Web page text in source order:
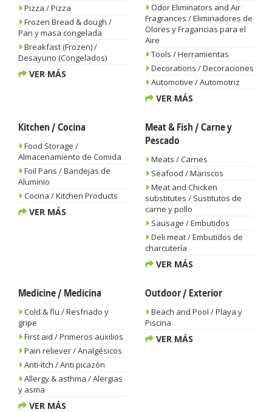
Pizza / Pizza
Frozen Bread & dough /
Pan y masa congelada
Breakfast (Frozen) /
Desayuno (Congelados)
VER MÁS
Odor Eliminators and Air
Fragrances / Eliminadores de
Olores y Fragancias para el
Aire
Tools / Herramientas
Decorations / Decoraciones
Automotive / Automotriz
VER MÁS
Kitchen / Cocina
Food Storage /
Almacenamiento de Comida
Foil Pans / Bandejas de
Aluminio
Cocina / Kitchen Products
VER MÁS
Meat & Fish / Carne y
Pescado
Meats / Carnes
Seafood / Mariscos
Meat and Chicken
substitutes / Sustitutos de
carne y pollo
Sausage / Embutidos
Deli meat / Embutidos de
charcutería
VER MÁS
Medicine / Medicina
Cold & flu / Resfriado y
gripe
First aid / Primeros auxilios
Pain reliever / Analgésicos
Anti-itch / Anti picazón
Allergy & asthma / Alergias
y asma
VER MÁS
Outdoor / Exterior
Beach and Pool / Playa y
Piscina
VER MÁS